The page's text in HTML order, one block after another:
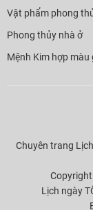
Vật phẩm phong
Phong thủy nhà ở
Mệnh Kim hợp màu
Chuyên trang
Lịch ngày